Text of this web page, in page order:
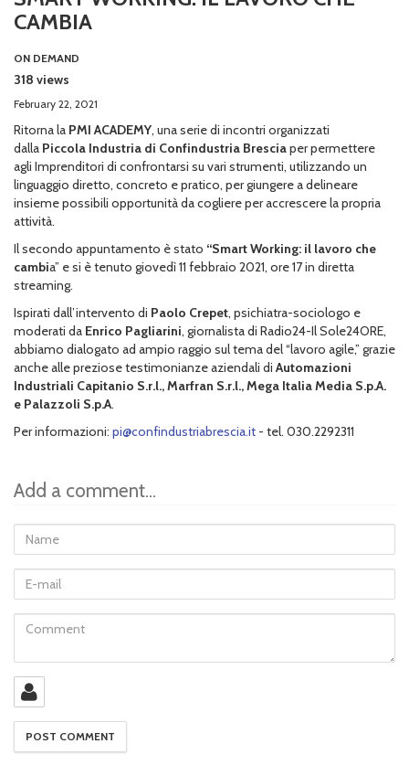
CAMBIA
ON DEMAND
318 views
February 22, 2021
Ritorna la PMI ACADEMY, una serie di incontri organizzati
dalla Piccola Industria di Confindustria Bresciaper permettere
agli Imprenditori di confrontarsi su vari strumenti, utilizzando un
linguaggio diretto, concreto e pratico, per giungere a delineare
insieme possibili opportunità da cogliere per accrescere la propria
attività.
Il secondo appuntamento è stato “Smart Working: il lavoro che
cambia” e si è tenuto giovedì 11 febbraio 2021, ore 17 in diretta
streaming.
Ispirati dall’intervento di Paolo Crepet, psichiatra-sociologo e
moderati da Enrico Pagliarini, giornalista di Radio24-Il Sole24ORE,
abbiamo dialogato ad ampio raggio sul tema del “lavoro agile,” grazie
anche alle preziose testimonianze aziendali diAutomazioni
Industriali Capitanio S.r.l., Marfran S.r.l., Mega Italia Media S.p.A.
e Palazzoli S.p.A.
Per informazioni: pi@confindustriabrescia.it - tel. 030.2292311
Add a comment...
Name
mail
Comment